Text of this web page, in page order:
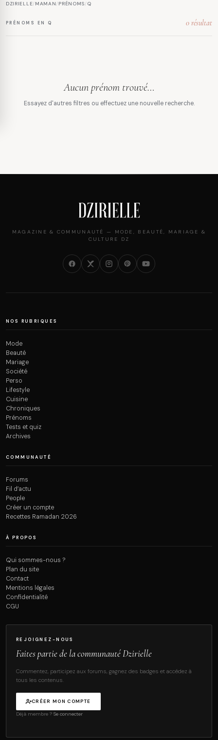
DZIRIELLE/ MAMAN/ PRÉNOMS/ Q
PRÉNOMS EN Q 0 résultat
Aucun prénom trouvé…
Essayez d'autres filtres ou effectuez une nouvelle recherche.
MAGAZINE & COMMUNAUTÉ — MODE, BEAUTÉ, MARIAGE &
CULTURE DZ
NOS RUBRIQUES
Mode
Beauté
Mariage
Société
Perso
Lifestyle
Cuisine
Chroniques
Prénoms
Tests et quiz
Archives
COMMUNAUTÉ
Forums
Fil d’actu
People
Créer un compte
Recettes Ramadan 2026
À PROPOS
Qui sommes-nous ?
Plan du site
Contact
Mentions légales
Confidentialité
CGU
REJOIGNEZ-NOUS
Faites partie de la communauté Dzirielle
Commentez, participez aux forums, gagnez des badges et accédez à
tous les contenus.
CRÉER MON COMPTE
Déjà membre ? Se connecter